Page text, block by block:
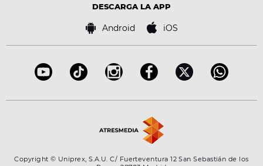
Bases de concursos
DESCARGA LA APP
Android iOS
Copyright © Uniprex, S.A.U. C/ Fuerteventura 12 San Sebastián de los